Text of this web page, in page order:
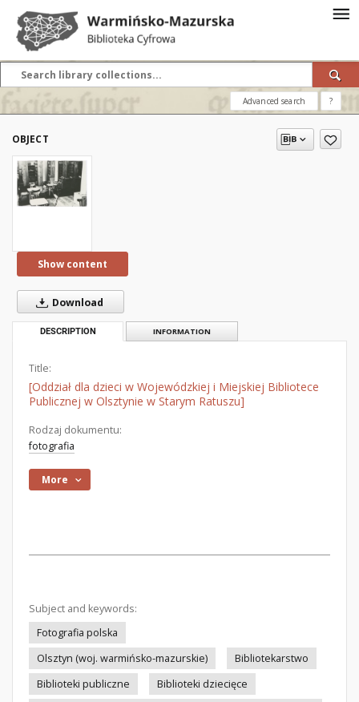
Advanced search ?
OBJECT
Show content
Download
DESCRIPTION INFORMATION
Title:
[Oddział dla dzieci w Wojewódzkiej i Miejskiej Bibliotece
Publicznej w Olsztynie w Starym Ratuszu]
Rodzaj dokumentu:
fotografia
More
Subject and keywords:
Fotografia polska
Olsztyn (woj. warmińsko-mazurskie)
Bibliotekarstwo
Biblioteki publiczne
Biblioteki dziecięce